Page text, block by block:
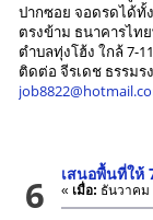
ปากซอย จอดรดได้ทั้
ตรงข้าม ธนาคารไท
ตำบลทุ่งโฮ้ง ใกล้ 7-
ติดต่อ จีรเดช ธรรมร
6 เสนอพื้นที่ให้
« เมื่อ: ธันวาคม